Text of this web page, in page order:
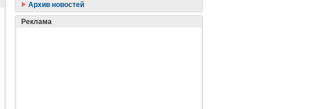
Архив новостей
Реклама